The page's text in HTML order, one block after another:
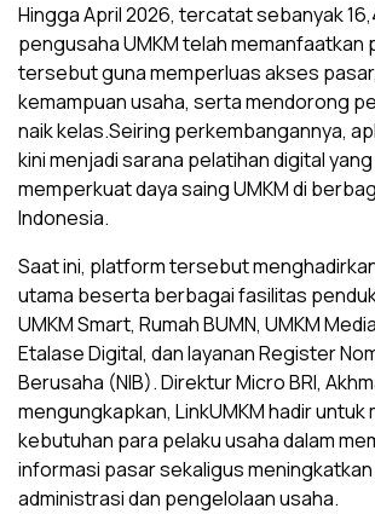
Hingga April 2026, tercatat sebanyak
pengusaha UMKM telah memanfaatkan
tersebut guna memperluas akses
kemampuan usaha, serta mendorong
naik kelas.Seiring perkembangannya,
kini menjadi sarana pelatihan digital
memperkuat daya saing UMKM di
Indonesia.
Saat ini, platform tersebut
utama beserta berbagai fasilitas
UMKM Smart, Rumah BUMN, UMKM
Etalase Digital, dan layanan Register
Berusaha (NIB). Direktur Micro BRI,
mengungkapkan, LinkUMKM hadir untuk
kebutuhan para pelaku usaha dalam
informasi pasar sekaligus
administrasi dan pengelolaan usaha.